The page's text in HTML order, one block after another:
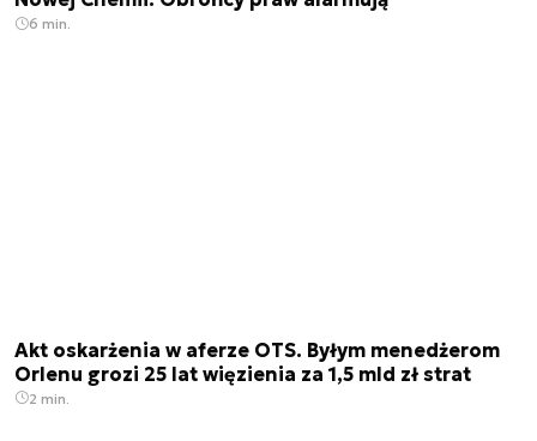
6 min.
Akt oskarżenia w aferze OTS. Byłym menedżerom
Orlenu grozi 25 lat więzienia za 1,5 mld zł strat
2 min.